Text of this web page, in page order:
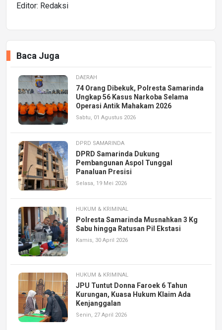
Editor: Redaksi
Baca Juga
DAERAH
74 Orang Dibekuk, Polresta Samarinda
Ungkap 56 Kasus Narkoba Selama
Operasi Antik Mahakam 2026
Sabtu, 01 Agustus 2026
DPRD SAMARINDA
DPRD Samarinda Dukung
Pembangunan Aspol Tunggal
Panaluan Presisi
Selasa, 19 Mei 2026
HUKUM & KRIMINAL
Polresta Samarinda Musnahkan 3 Kg
Sabu hingga Ratusan Pil Ekstasi
Kamis, 30 April 2026
HUKUM & KRIMINAL
JPU Tuntut Donna Faroek 6 Tahun
Kurungan, Kuasa Hukum Klaim Ada
Kenjanggalan
Senin, 27 April 2026